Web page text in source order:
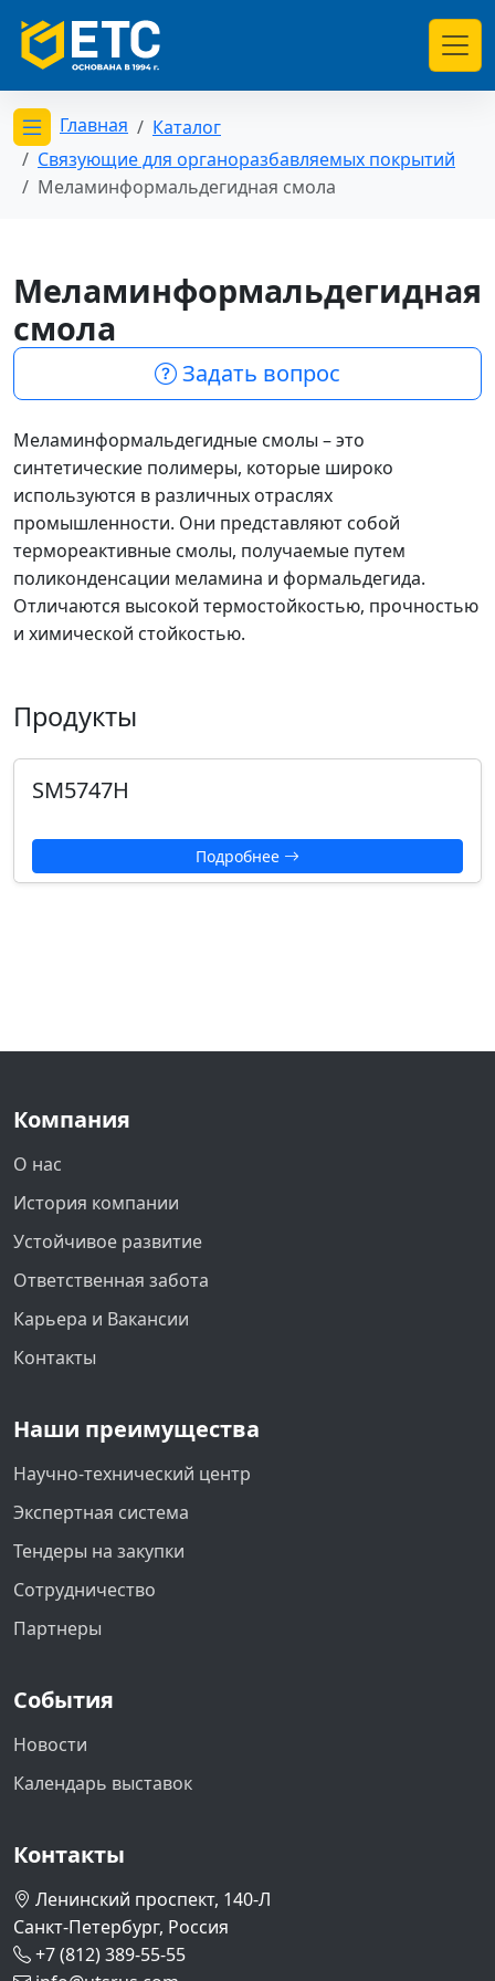
Открыть меню категорий
Главная
Каталог
Связующие для органоразбавляемых покрытий
Меламинформальдегидная смола
Меламинформальдегидная
смола
Задать вопрос
Меламинформальдегидные смолы – это
синтетические полимеры, которые широко
используются в различных отраслях
промышленности. Они представляют собой
термореактивные смолы, получаемые путем
поликонденсации меламина и формальдегида.
Отличаются высокой термостойкостью, прочностью
и химической стойкостью.
Продукты
SM5747H
Подробнее
Компания
О нас
История компании
Устойчивое развитие
Ответственная забота
Карьера и Вакансии
Контакты
Наши преимущества
Научно-технический центр
Экспертная система
Тендеры на закупки
Сотрудничество
Партнеры
События
Новости
Календарь выставок
Контакты
Ленинский проспект, 140-Л
Санкт-Петербург, Россия
+7 (812) 389-55-55